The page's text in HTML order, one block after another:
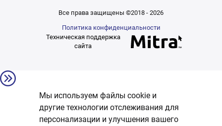
Все права защищены ©2018 - 2026
Политика конфиденциальности
Техническая поддержка
сайта
Мы используем файлы cookie и
другие технологии отслеживания для
персонализации и улучшения вашего